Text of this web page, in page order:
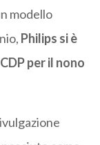
modello
Philips si è
per il nono